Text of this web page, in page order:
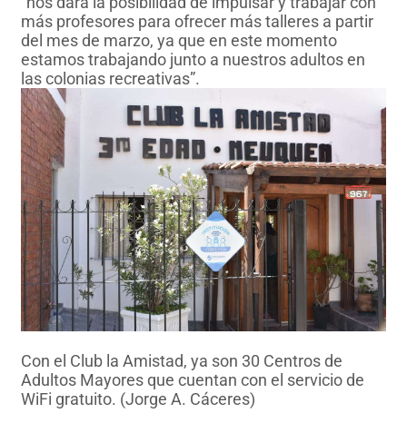
más profesores para ofrecer más talleres a partir
del mes de marzo, ya que en este momento
estamos trabajando junto a nuestros adultos en
las colonias recreativas”.
Con el Club la Amistad, ya son 30 Centros de
Adultos Mayores que cuentan con el servicio de
WiFi gratuito. (Jorge A. Cáceres)